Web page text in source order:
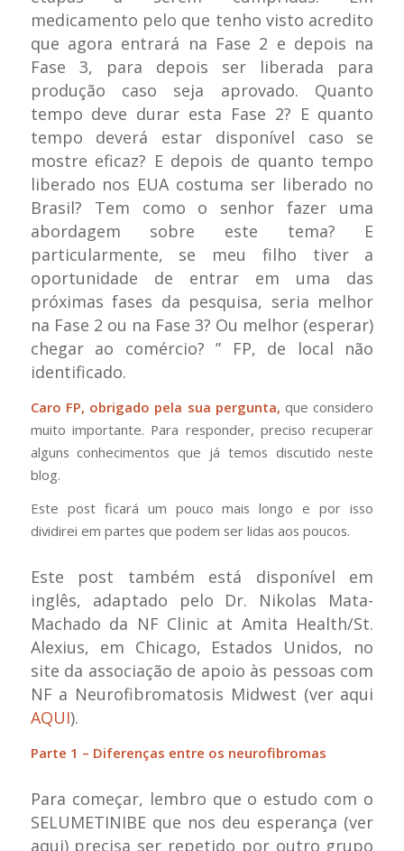
medicamento pelo que tenho visto acredito
que agora entrará na Fase 2 e depois na
Fase 3, para depois ser liberada para
produção caso seja aprovado. Quanto
tempo deve durar esta Fase 2? E quanto
tempo deverá estar disponível caso se
mostre eficaz? E depois de quanto tempo
liberado nos EUA costuma ser liberado no
Brasil? Tem como o senhor fazer uma
abordagem sobre este tema? E
particularmente, se meu filho tiver a
oportunidade de entrar em uma das
próximas fases da pesquisa, seria melhor
na Fase 2 ou na Fase 3? Ou melhor (esperar)
chegar ao comércio?” FP, de local não
identificado.
Caro FP, obrigado pela sua pergunta, que considero
muito importante. Para responder, preciso recuperar
alguns conhecimentos que já temos discutido neste
blog.
Este post ficará um pouco mais longo e por isso
dividirei em partes que podem ser lidas aos poucos.
Este post também está disponível em
inglês, adaptado pelo Dr. Nikolas Mata-
Machado da NF Clinic at Amita Health/St.
Alexius, em Chicago, Estados Unidos, no
site da associação de apoio às pessoas com
NF a Neurofibromatosis Midwest (ver aqui
AQUI).
Parte 1 – Diferenças entre os neurofibromas
Para começar, lembro que o estudo com o
SELUMETINIBE que nos deu esperança (ver
aqui) precisa ser repetido por outro grupo